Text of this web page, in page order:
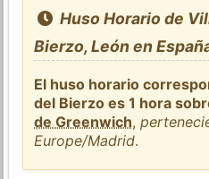
Huso Horario de
Bierzo, León en
El huso horario
del Bierzo es 1 hora
de Greenwich,
Europe/Madrid.